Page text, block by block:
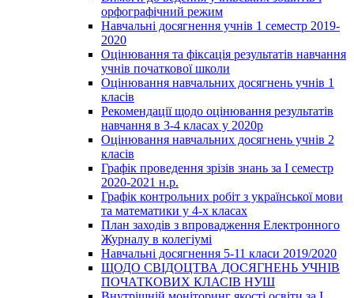
орфографічний режим
Навчальні досягнення учнів 1 семестр 2019-
2020
Оцінювання та фіксація результатів навчання
учнів початкової школи
Оцінювання навчальних досягнень учнів 1
класів
Рекомендації щодо оцінювання результатів
навчання в 3-4 класах у 2020р
Оцінювання навчальних досягнень учнів 2
класів
Графік проведення зрізів знань за І семестр
2020-2021 н.р.
Графік контрольних робіт з української мови
та математики у 4-х класах
План заходів з впровадження Електронного
Журналу в колегіумі
Навчальні досягнення 5-11 класи 2019/2020
ЩОДО СВІДОЦТВА ДОСЯГНЕНЬ УЧНІВ
ПОЧАТКОВИХ КЛАСІВ НУШ